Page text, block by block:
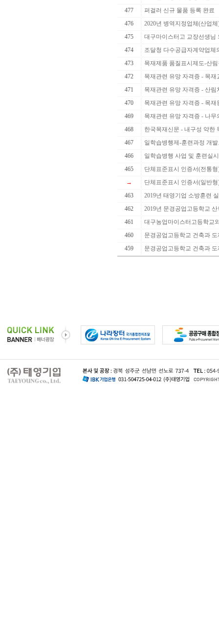
477
퍼걸러 신규 물품 등록 완료
476
2020년 병역지정업체(산업
475
대구마이스터고 교장선생님
474
조달청 다수공급자계약업체
473
목재제품 품질표시제도-산
472
목재관련 유망 자격증 - 목재
471
목재관련 유망 자격증 - 산림
470
목재관련 유망 자격증 - 목재
469
목재관련 유망 자격증 - 나무
468
한국목재신문 - 내구성 약한
467
일학습병행제-훈련과정 개
466
일학습병행 사업 및 훈련실
465
단체표준표시 인증서(전통형
→
단체표준표시 인증서(일반형
463
2019년 태영기업 소방훈련
462
2019년 문경공업고등학교
461
대구농업마이스터고등학교
460
문경공업고등학교 건축과
459
문경공업고등학교 건축과